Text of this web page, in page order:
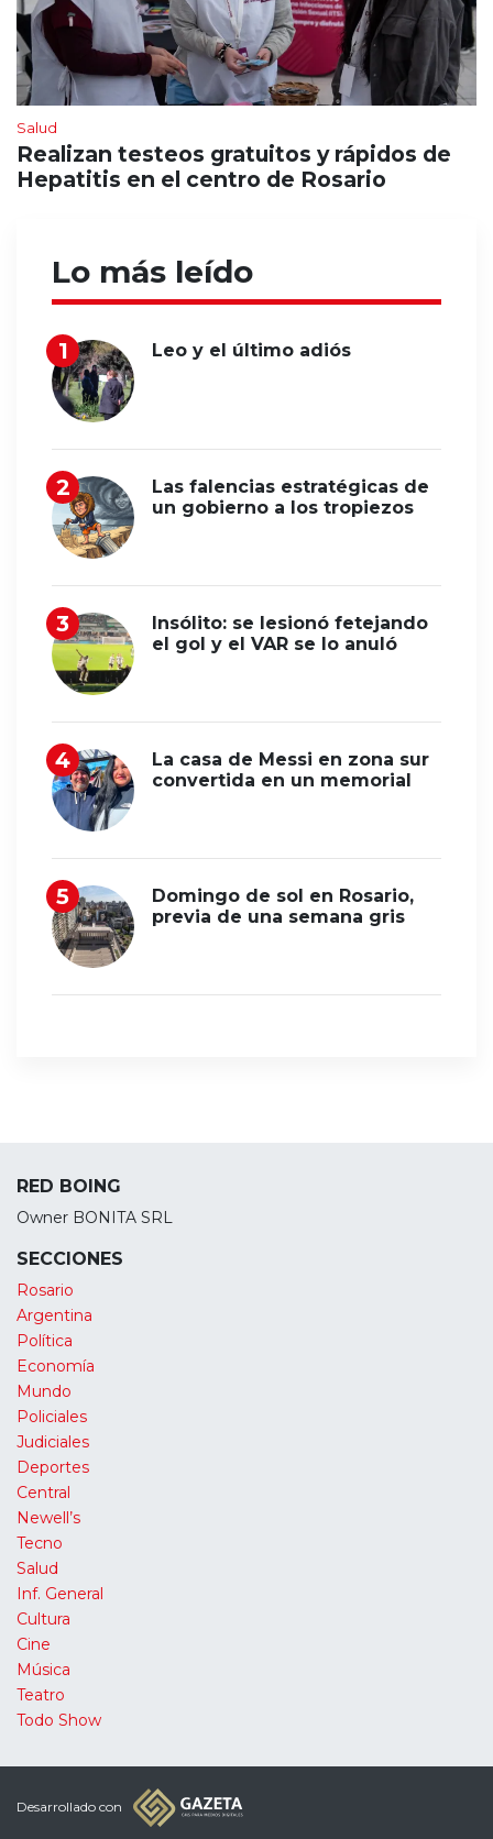
Salud
Realizan testeos gratuitos y rápidos de
Hepatitis en el centro de Rosario
Lo más leído
Leo y el último adiós
Las falencias estratégicas de
un gobierno a los tropiezos
Insólito: se lesionó fetejando
el gol y el VAR se lo anuló
La casa de Messi en zona sur
convertida en un memorial
Domingo de sol en Rosario,
previa de una semana gris
RED BOING
Owner BONITA SRL
SECCIONES
Rosario
Argentina
Política
Economía
Mundo
Policiales
Judiciales
Deportes
Central
Newell’s
Tecno
Salud
Inf. General
Cultura
Cine
Música
Teatro
Todo Show
Desarrollado con